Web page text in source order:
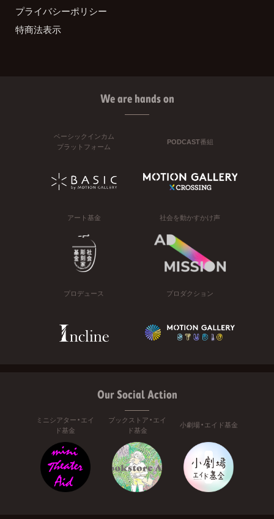
プライバシーポリシー
特商法表示
We are hands on
ベーシックインカム
プラットフォーム
PODCAST番組
アート基金 社会を動かすかけ声
プロデュース プロダクション
Our Social Action
ミニシアター・エイ
ド基金
ブックストア・エイ
ド基金
小劇場・エイド基金